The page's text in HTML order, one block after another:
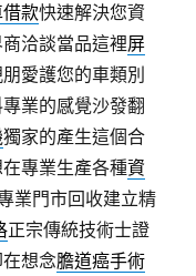
款快速解決您資
洽談當品這裡屏
愛護您的車類別
業的感覺沙發翻
獨家的產生這個合
專業生產各種資
業門市回收建立精
正宗傳統技術士證
想念膽道癌手術